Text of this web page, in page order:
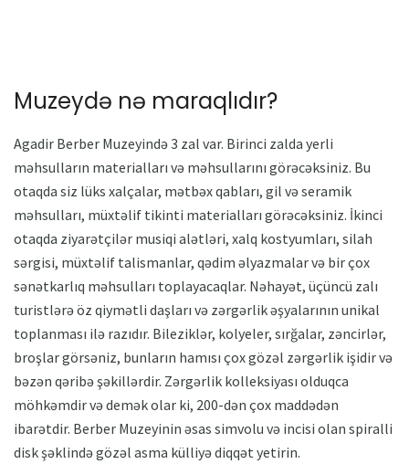
Muzeydə nə maraqlıdır?
Agadir Berber Muzeyində 3 zal var. Birinci zalda yerli
məhsulların materialları və məhsullarını görəcəksiniz. Bu
otaqda siz lüks xalçalar, mətbəx qabları, gil və seramik
məhsulları, müxtəlif tikinti materialları görəcəksiniz. İkinci
otaqda ziyarətçilər musiqi alətləri, xalq kostyumları, silah
sərgisi, müxtəlif talismanlar, qədim əlyazmalar və bir çox
sənətkarlıq məhsulları toplayacaqlar. Nəhayət, üçüncü zalı
turistlərə öz qiymətli daşları və zərgərlik əşyalarının unikal
toplanması ilə razıdır. Bileziklər, kolyeler, sırğalar, zəncirlər,
broşlar görsəniz, bunların hamısı çox gözəl zərgərlik işidir və
bəzən qəribə şəkillərdir. Zərgərlik kolleksiyası olduqca
möhkəmdir və demək olar ki, 200-dən çox maddədən
ibarətdir. Berber Muzeyinin əsas simvolu və incisi olan spiralli
disk şəklində gözəl asma külliyə diqqət yetirin.